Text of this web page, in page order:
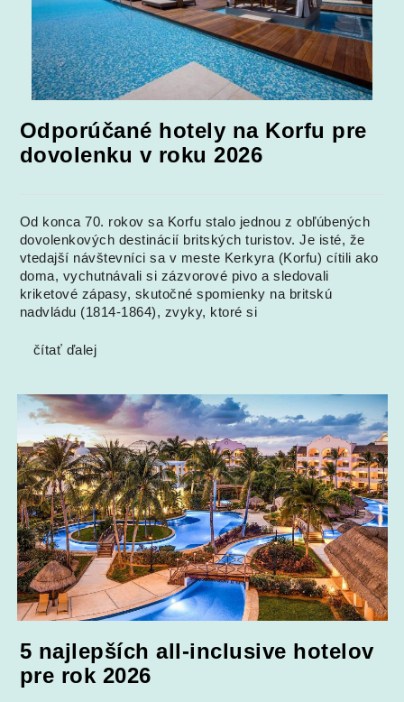
Odporúčané hotely na Korfu pre
dovolenku v roku 2026
Od konca 70. rokov sa Korfu stalo jednou z obľúbených
dovolenkových destinácií britských turistov. Je isté, že
vtedajší návštevníci sa v meste Kerkyra (Korfu) cítili ako
doma, vychutnávali si zázvorové pivo a sledovali
kriketové zápasy, skutočné spomienky na britskú
nadvládu (1814-1864), zvyky, ktoré si
čítať ďalej
5 najlepších all-inclusive hotelov
pre rok 2026